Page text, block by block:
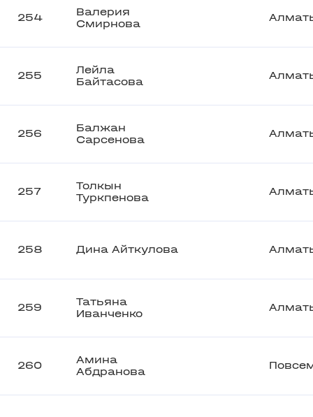
254
Валерия
Смирнова
255
Лейла
Байтасова
256
Балжан
Сарсенова
257
Толкын
Туркпенова
258 Дина Айткулова
259
Татьяна
Иванченко
260
Амина
Абдранова